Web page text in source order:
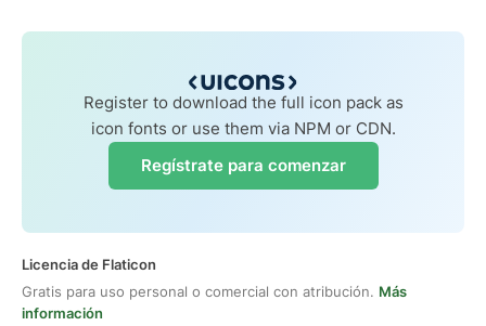
Register to download the full icon pack as
icon fonts or use them via NPM or CDN.
Regístrate para comenzar
Licencia de Flaticon
Gratis para uso personal o comercial con atribución. Más
información